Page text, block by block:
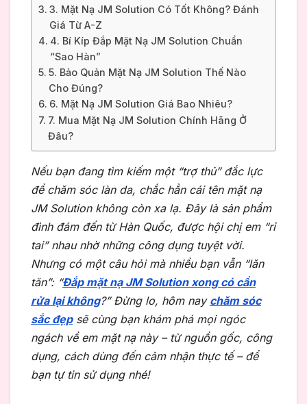
3. Mặt Nạ JM Solution Có Tốt Không? Đánh
Giá Từ A-Z
4. Bí Kíp Đắp Mặt Nạ JM Solution Chuẩn
“Sao Hàn”
5. Bảo Quản Mặt Nạ JM Solution Thế Nào
Cho Đúng?
6. Mặt Nạ JM Solution Giá Bao Nhiêu?
7. Mua Mặt Nạ JM Solution Chính Hãng Ở
Đâu?
Nếu bạn đang tìm kiếm một “trợ thủ” đắc lực
để chăm sóc làn da, chắc hẳn cái tên mặt nạ
JM Solution không còn xa lạ. Đây là sản phẩm
đình đám đến từ Hàn Quốc, được hội chị em “rỉ
tai” nhau nhờ những công dụng tuyệt vời.
Nhưng có một câu hỏi mà nhiều bạn vẫn “lăn
tăn”: “Đắp mặt nạ JM Solution xong có cần
rửa lại không?” Đừng lo, hôm nay chăm sóc
sắc đẹpsẽ cùng bạn khám phá mọi ngóc
ngách về em mặt nạ này – từ nguồn gốc, công
dụng, cách dùng đến cảm nhận thực tế – để
bạn tự tin sử dụng nhé!